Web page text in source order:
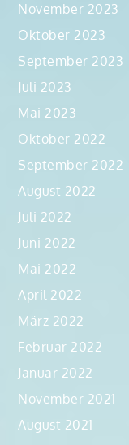
November 2023
Oktober 2023
September 2023
Juli 2023
Mai 2023
Oktober 2022
September 2022
August 2022
Juli 2022
Juni 2022
Mai 2022
April 2022
März 2022
Februar 2022
Januar 2022
November 2021
August 2021